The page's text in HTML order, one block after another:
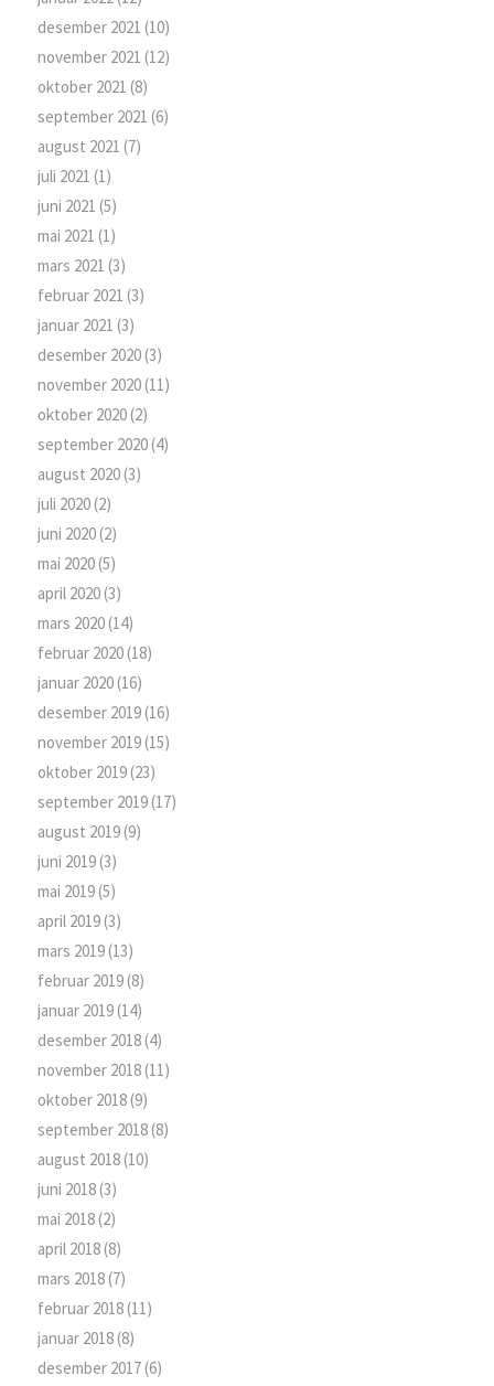
desember 2021 (10)
november 2021 (12)
oktober 2021 (8)
september 2021 (6)
august 2021 (7)
juli 2021 (1)
juni 2021 (5)
mai 2021 (1)
mars 2021 (3)
februar 2021 (3)
januar 2021 (3)
desember 2020(3)
november 2020(11)
oktober 2020(2)
september 2020(4)
august 2020(3)
juli 2020(2)
juni 2020(2)
mai 2020(5)
april 2020(3)
mars 2020(14)
februar 2020(18)
januar 2020(16)
desember 2019(16)
november 2019(15)
oktober 2019(23)
september 2019(17)
august 2019(9)
juni 2019(3)
mai 2019(5)
april 2019(3)
mars 2019(13)
februar 2019(8)
januar 2019(14)
desember 2018(4)
november 2018(11)
oktober 2018(9)
september 2018(8)
august 2018(10)
juni 2018(3)
mai 2018(2)
april 2018(8)
mars 2018(7)
februar 2018(11)
januar 2018(8)
desember 2017(6)